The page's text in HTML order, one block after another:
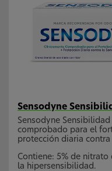
Sensodyne
Sensodyne
comprobado para el
protección diaria
Contiene: 5% de
la hipersensibilidad.